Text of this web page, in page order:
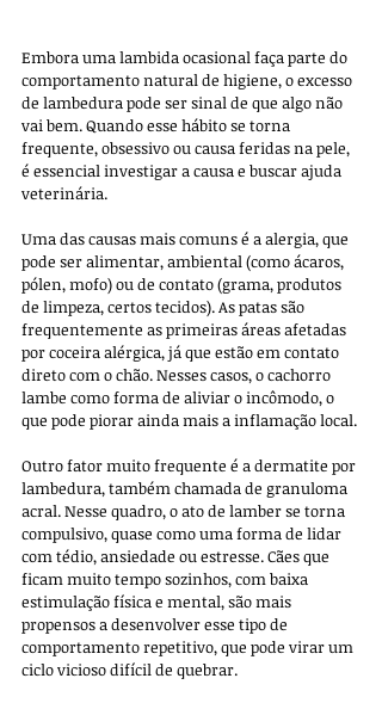
Embora uma lambida ocasional faça parte do
comportamento natural de higiene, o excesso
de lambedura pode ser sinal de que algo não
vai bem. Quando esse hábito se torna
frequente, obsessivo ou causa feridas na pele,
é essencial investigar a causa e buscar ajuda
veterinária.
Uma das causas mais comuns é a alergia, que
pode ser alimentar, ambiental (como ácaros,
pólen, mofo) ou de contato (grama, produtos
de limpeza, certos tecidos). As patas são
frequentemente as primeiras áreas afetadas
por coceira alérgica, já que estão em contato
direto com o chão. Nesses casos, o cachorro
lambe como forma de aliviar o incômodo, o
que pode piorar ainda mais a inflamação local.
Outro fator muito frequente é a dermatite por
lambedura, também chamada de granuloma
acral. Nesse quadro, o ato de lamber se torna
compulsivo, quase como uma forma de lidar
com tédio, ansiedade ou estresse. Cães que
ficam muito tempo sozinhos, com baixa
estimulação física e mental, são mais
propensos a desenvolver esse tipo de
comportamento repetitivo, que pode virar um
ciclo vicioso difícil de quebrar.